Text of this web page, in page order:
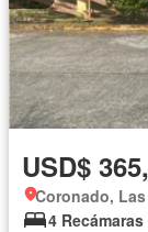
USD$
Coronado,
4 Recámaras